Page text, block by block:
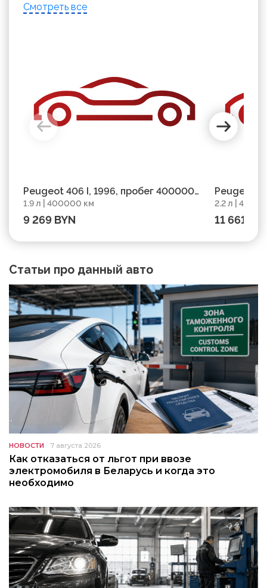
Смотреть все
Peugeot 406 I, 1996, пробег 400000
км
1.9 л | 400000 км
9 269 BYN
Peugeot
пробег
2.2 л |
11 661
Статьи про данный авто
НОВОСТИ 7 августа 2026
Как отказаться от льгот при ввозе
электромобиля в Беларусь и когда это
необходимо